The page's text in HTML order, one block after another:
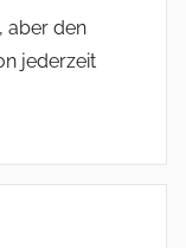
aber den
jederzeit